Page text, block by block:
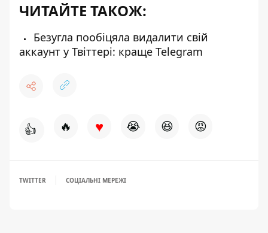
ЧИТАЙТЕ ТАКОЖ:
Безугла пообіцяла видалити свій
аккаунт у Твіттері: краще Telegram
👍 🔥 ♥ 😭 😆 😡
TWITTER СОЦІАЛЬНІ МЕРЕЖІ